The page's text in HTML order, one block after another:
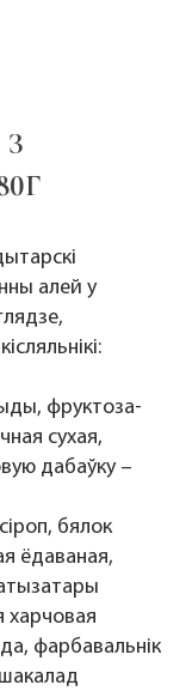
алей у
фруктоза-
сухая,
дабаўку –
бялок
ёдаваная,
харчовая
фарбавальнік
шакалад